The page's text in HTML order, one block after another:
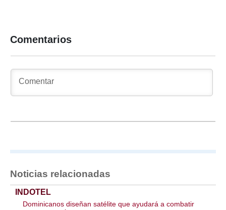
Comentarios
Noticias relacionadas
INDOTEL
Dominicanos diseñan satélite que ayudará a combatir